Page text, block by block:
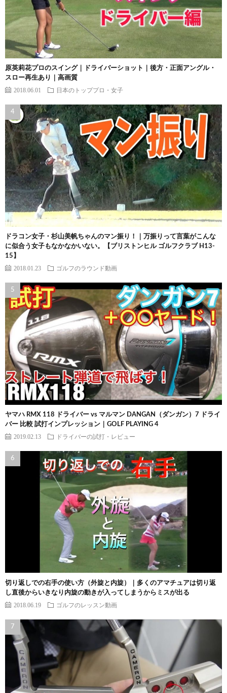
原英莉花プロのスイング｜ドライバーショット｜後方・正面アングル・
スロー再生あり｜高画質
2018.06.01 日本のトッププロ・女子
ドラコン女子・杉山美帆ちゃんのマン振り！｜万振りって言葉がこんな
に似合う女子もなかなかいない。【ブリストンヒル ゴルフクラブ H13-
15】
2018.01.23 ゴルフのラウンド動画
ヤマハ RMX 118 ドライバー vs マルマン DANGAN（ダンガン）7 ドライ
バー 比較 試打インプレッション｜GOLF PLAYING 4
2019.02.13 ドライバーの試打・レビュー
切り返しでの右手の使い方（外旋と内旋）｜多くのアマチュアは切り返
し直後からいきなり内旋の動きが入ってしまうからミスが出る
2018.06.19 ゴルフのレッスン動画